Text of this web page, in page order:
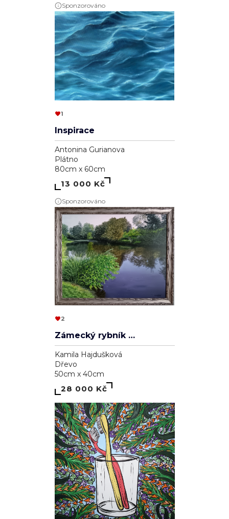
Sponzorováno
1
Inspirace
Antonina Gurianova
Plátno
80cm x 60cm
13 000 Kč
Sponzorováno
2
Zámecký rybník v Lednici
Kamila Hajdušková
Dřevo
50cm x 40cm
28 000 Kč